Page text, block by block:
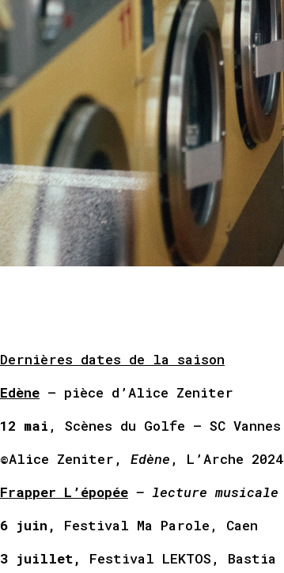
Dernières dates de la saison
Edène – pièce d’Alice Zeniter
12 mai , Scènes du Golfe – SC Vannes
©Alice Zeniter, Edène , L’Arche 2024
Frapper L’épopée – lecture musicale
6 juin, Festival Ma Parole, Caen
3 juillet, Festival LEKTOS, Bastia